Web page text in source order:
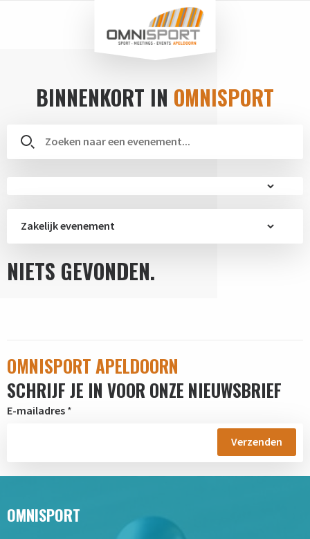
BINNENKORT IN OMNISPORT
Zakelijk evenement
NIETS GEVONDEN.
OMNISPORT APELDOORN
SCHRIJF JE IN VOOR ONZE NIEUWSBRIEF
E-mailadres *
OMNISPORT